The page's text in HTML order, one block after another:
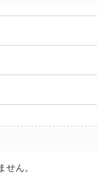
ん。